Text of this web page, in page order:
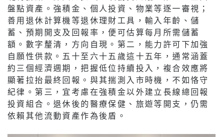
盤點資產。強積金、個人投資、物業等逐一審視；
善用退休計算機等退休理財工具，輸入年齡、儲
蓄、預期開支及回報率，便可估算每月所需儲蓄
額。數字釐清，方向自現。第二，能力許可下加強
自願性供款。五十至六十五歲這十五年，通常涵蓋
約三個經濟週期，把握低位持續投入，複合效應將
顯著拉抬最終回報。與其揣測入市時機，不如恪守
紀律。第三，宜考慮在強積金以外建立長線總回報
投資組合。退休後的醫療保健、旅遊等開支，仍需
依賴其他流動資產作為後盾。